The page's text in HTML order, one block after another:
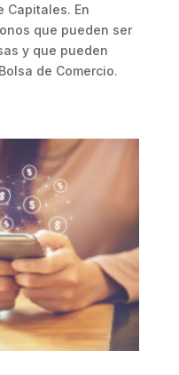
Capitales. En
que pueden ser
y que pueden
de Comercio.